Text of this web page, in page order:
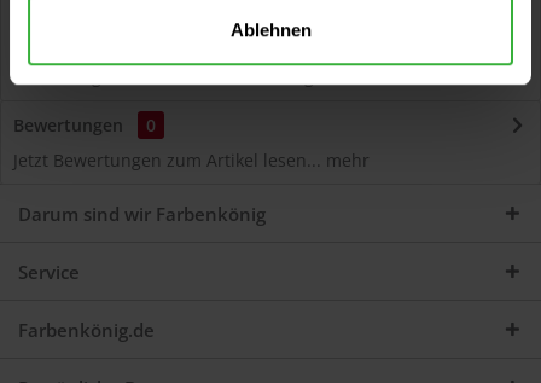
Ablehnen
Lackierungen und Lackausbesserungen am Auto...
Bewertungen
0
Jetzt Bewertungen zum Artikel lesen... mehr
Darum sind wir Farbenkönig
Service
Farbenkönig.de